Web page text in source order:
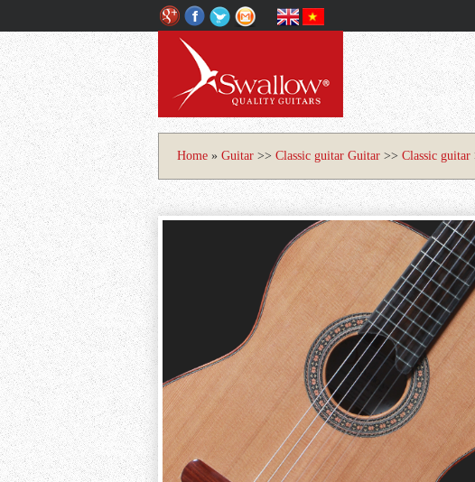
Home» Guitar>> Classic guitar Guitar>> Classic guitar